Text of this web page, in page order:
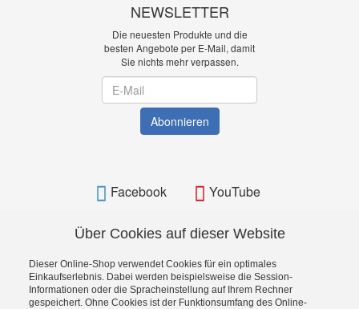
NEWSLETTER
Die neuesten Produkte und die
besten Angebote per E-Mail, damit
Sie nichts mehr verpassen.
Abonnieren
Facebook YouTube
BAMATO - Bavarian Machine Tools Online Shop
Über Cookies auf dieser Website
Dieser Online-Shop verwendet Cookies für ein optimales
Einkaufserlebnis. Dabei werden beispielsweise die Session-
Informationen oder die Spracheinstellung auf Ihrem Rechner
gespeichert. Ohne Cookies ist der Funktionsumfang des Online-